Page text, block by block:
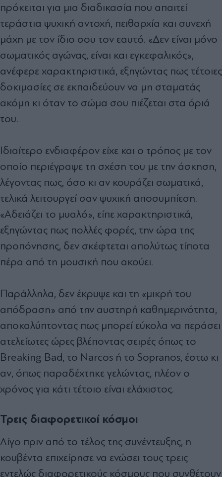
πρόκειται για μια διαδικασία που απαιτεί
τεράστια ψυχική αντοχή, πειθαρχία και συνεχή
μάχη με τον ίδιο σου τον εαυτό. «Δεν είναι μόνο
σωματικός αγώνας, είναι και εγκεφαλικός»,
ανέφερε χαρακτηριστικά, εξηγώντας πως τέτοιες
δοκιμασίες σε εκπαιδεύουν να μη σταματάς
ακόμη κι όταν το σώμα σου πιέζεται στα όριά
του.
Ιδιαίτερο ενδιαφέρον είχε και ο τρόπος με τον
οποίο περιέγραψε τη σχέση του με την άσκηση,
λέγοντας πως, όσο κι αν κουράζει σωματικά,
τελικά λειτουργεί σαν ψυχική αποσυμπίεση.
«Αδειάζει το μυαλό», είπε χαρακτηριστικά,
εξηγώντας πως πολλές φορές, την ώρα της
προπόνησης, δεν σκέφτεται απολύτως τίποτα
πέρα από τη μουσική που ακούει.
Παράλληλα, δεν έκρυψε και τη «μικρή του
απόδραση» από την αυστηρή καθημερινότητα,
αποκαλύπτοντας πως μπορεί εύκολα να περάσει
ατελείωτες ώρες βλέποντας σειρές όπως το
Breaking Bad, το Narcos ή το Sopranos, έστω κι
αν, όπως παραδέχτηκε γελώντας, πλέον ο
χρόνος για κάτι τέτοιο είναι ελάχιστος.
Τρεις διαφορετικοί κόσμοι
Λίγο πριν από το τέλος της συνέντευξης, η
κουβέντα επιχείρησε να ενώσει τους τρεις
εντελώς διαφορετικούς κόσμους που συνθέτουν